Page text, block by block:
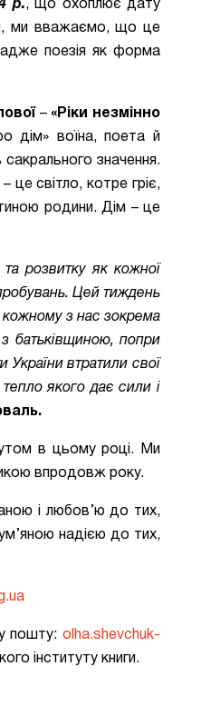
р., що охоплює дату
і, ми вважаємо, що це
адже поезія як форма
– «Ріки незмінно
дім» воїна, поета й
значення.
це світло, котре гріє,
родини. Дім – це
розвитку як кожної
Цей тиждень
кожному з нас зокрема
батьківщиною, попри
України втратили свої
якого дає сили і
в цьому році. Ми
впродовж року.
і любов’ю до тих,
надією до тих,
пошту: olha.shevchuk-
інституту книги.